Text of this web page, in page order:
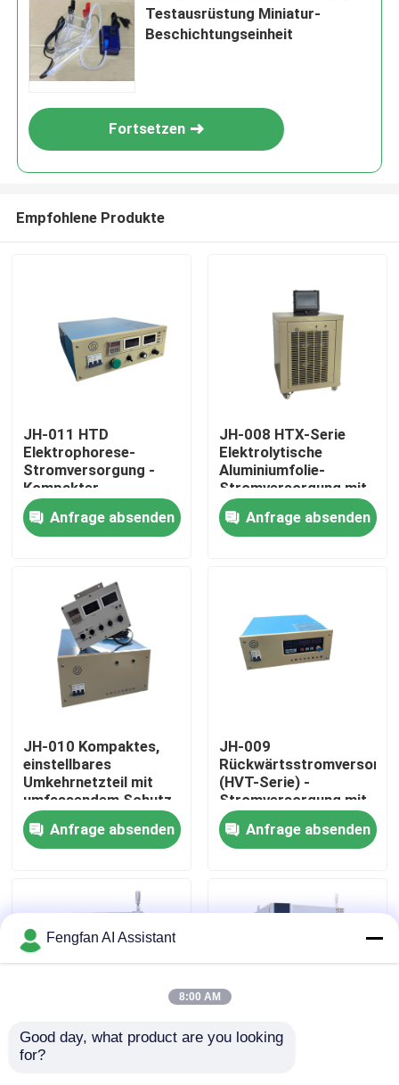
Produkte
Videos
Über uns
Werksbesichtigung
Qualitätskontrolle
Nachrichten
Testausrüstung Miniatur-
Beschichtungseinheit
Fortsetzen
Empfohlene Produkte
JH-011 HTD
Elektrophorese-
Stromversorgung -
Kompakter
verstellbarer
Spannungsstrom mit
umfassendem Schutz
Anfrage absenden
JH-008 HTX-Serie
Elektrolytische
Aluminiumfolie-
Stromversorgung mit
konstanten
Strombetrieb,
geringer Welle und
Anfrage absenden
JH-010 Kompaktes,
einstellbares
Umkehrnetzteil mit
umfassendem Schutz
für die Galvanisierung
(HTH-Serie)
Anfrage absenden
JH-009
(HVT-Serie) -
Stromversorgung mit
konstantem
Niedrigstrom und
elektroplattierter
Anfrage absenden
Programmierbare
Fengfan AI Assistant
8:00 AM
Good day, what product are you looking
for?